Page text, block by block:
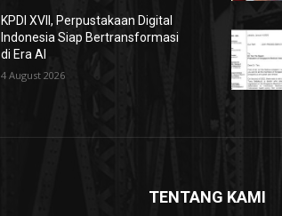
KPDI XVII, Perpustakaan Digital
Indonesia Siap Bertransformasi
di Era AI
4 August 2026
TENTANG KAMI